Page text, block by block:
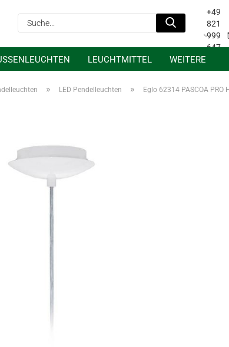
Suche...
+49
821
999
647
LEUCHTMITTEL WEITERE
» LED Pendelleuchten » Eglo 62314 PASCOA